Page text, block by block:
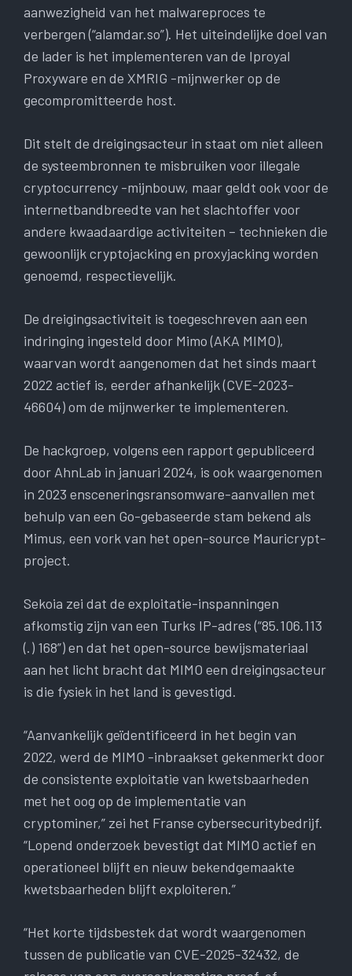
aanwezigheid van het malwareproces te
verbergen (“alamdar.so”). Het uiteindelijke doel van
de lader is het implementeren van de Iproyal
Proxyware en de XMRIG -mijnwerker op de
gecompromitteerde host.
Dit stelt de dreigingsacteur in staat om niet alleen
de systeembronnen te misbruiken voor illegale
cryptocurrency -mijnbouw, maar geldt ook voor de
internetbandbreedte van het slachtoffer voor
andere kwaadaardige activiteiten – technieken die
gewoonlijk cryptojacking en proxyjacking worden
genoemd, respectievelijk.
De dreigingsactiviteit is toegeschreven aan een
indringing ingesteld door Mimo (AKA MIMO),
waarvan wordt aangenomen dat het sinds maart
2022 actief is, eerder afhankelijk (CVE-2023-
46604) om de mijnwerker te implementeren.
De hackgroep, volgens een rapport gepubliceerd
door AhnLab in januari 2024, is ook waargenomen
in 2023 ensceneringsransomware-aanvallen met
behulp van een Go-gebaseerde stam bekend als
Mimus, een vork van het open-source Mauricrypt-
project.
Sekoia zei dat de exploitatie-inspanningen
afkomstig zijn van een Turks IP-adres (“85.106.113
(.) 168”) en dat het open-source bewijsmateriaal
aan het licht bracht dat MIMO een dreigingsacteur
is die fysiek in het land is gevestigd.
“Aanvankelijk geïdentificeerd in het begin van
2022, werd de MIMO -inbraakset gekenmerkt door
de consistente exploitatie van kwetsbaarheden
met het oog op de implementatie van
cryptominer,” zei het Franse cybersecuritybedrijf.
“Lopend onderzoek bevestigt dat MIMO actief en
operationeel blijft en nieuw bekendgemaakte
kwetsbaarheden blijft exploiteren.”
“Het korte tijdsbestek dat wordt waargenomen
tussen de publicatie van CVE-2025-32432, de